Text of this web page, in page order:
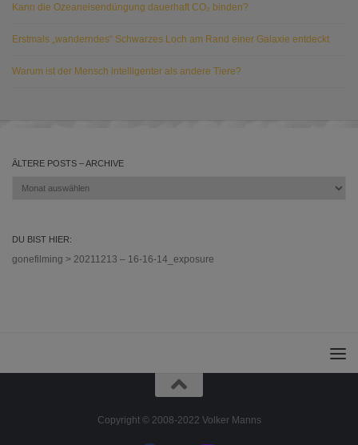
Kann die Ozeaneisendüngung dauerhaft CO₂ binden?
Erstmals „wanderndes“ Schwarzes Loch am Rand einer Galaxie entdeckt
Warum ist der Mensch intelligenter als andere Tiere?
ÄLTERE POSTS – ARCHIVE
Ältere
DU BIST HIER:
gonefilming > 20211213 – 16-16-14_exposure
Copyright © 2008-2022 Volker Manns